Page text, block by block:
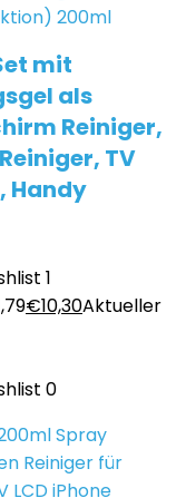
mit
als
Reiniger,
TV
Handy
1
€10,30Aktueller
0